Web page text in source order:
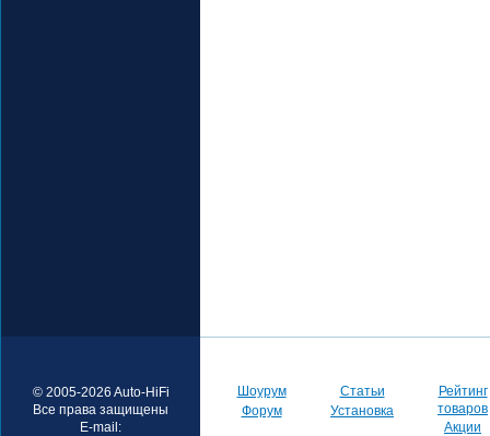
© 2005-2026 Auto-HiFi
Все права защищены
E-mail:
Шоурум
Форум
Статьи
Установка
Рейтинг
товаров
Акции